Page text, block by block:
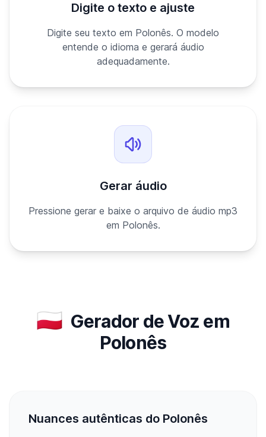
Digite o texto e ajuste
Digite seu texto em Polonês. O modelo
entende o idioma e gerará áudio
adequadamente.
Gerar áudio
Pressione gerar e baixe o arquivo de áudio mp3
em Polonês.
🇵🇱 Gerador de Voz em
Polonês
Nuances autênticas do Polonês